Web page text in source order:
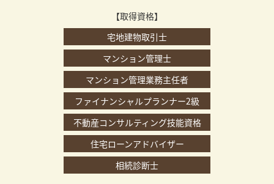
【取得資格】
宅地建物取引士
マンション管理士
マンション管理業務主任者
ファイナンシャルプランナー2級
不動産コンサルティング技能資格
住宅ローンアドバイザー
相続診断士